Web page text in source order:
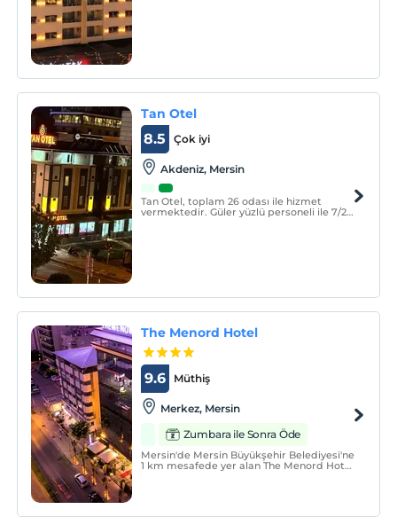
Tan Otel
Çok iyi
8.5
Akdeniz, Mersin
Tan Otel, toplam 26 odası ile hizmet
vermektedir. Güler yüzlü personeli ile 7/24
The Menord Hotel
Müthiş
9.6
Merkez, Mersin
Zumbara ile Sonra Öde
Mersin'de Mersin Büyükşehir Belediyesi'ne
1 km mesafede yer alan The Menord Hotel,